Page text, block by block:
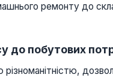
ремонту до
до побутових